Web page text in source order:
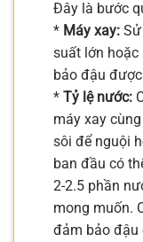
Đây là bước
* Máy xay:
suất lớn hoặc
bảo đậu
* Tỷ lệ nước:
máy xay
sôi để nguội
ban đầu có
2-2.5 phần
mong muốn.
đảm bảo đậu